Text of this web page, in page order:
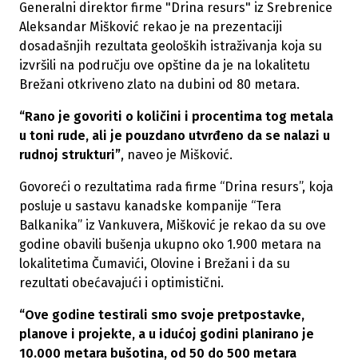
Generalni direktor firme "Drina resurs" iz Srebrenice
Aleksandar Mišković rekao je na prezentaciji
dosadašnjih rezultata geoloških istraživanja koja su
izvršili na području ove opštine da je na lokalitetu
Brežani otkriveno zlato na dubini od 80 metara.
“Rano je govoriti o količini i procentima tog metala
u toni rude, ali je pouzdano utvrđeno da se nalazi u
rudnoj strukturi”, naveo je Mišković.
Govoreći o rezultatima rada firme “Drina resurs”, koja
posluje u sastavu kanadske kompanije “Tera
Balkanika” iz Vankuvera, Mišković je rekao da su ove
godine obavili bušenja ukupno oko 1.900 metara na
lokalitetima Čumavići, Olovine i Brežani i da su
rezultati obećavajući i optimistični.
“Ove godine testirali smo svoje pretpostavke,
planove i projekte, a u idućoj godini planirano je
10.000 metara bušotina, od 50 do 500 metara